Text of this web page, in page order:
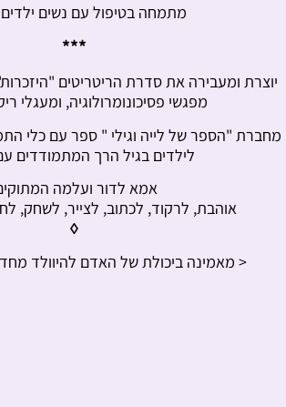
מתמחה בטיפול עם נשים ילדים
***
יוצרת ומעבירה את סדרת הריטריטים
מפגשי פסיכונומרולוגיה, ומעגלי
מחברת "הספר של לייה וגילי " ספר עם כלי
לילדים בגיל הרך המתמודדים
אמא לדור ועלמה
אוהבת, לרקוד, לכתוב, לצייר, לשחק,
◊
< מאמינה ביכולת של האדם להיוולד